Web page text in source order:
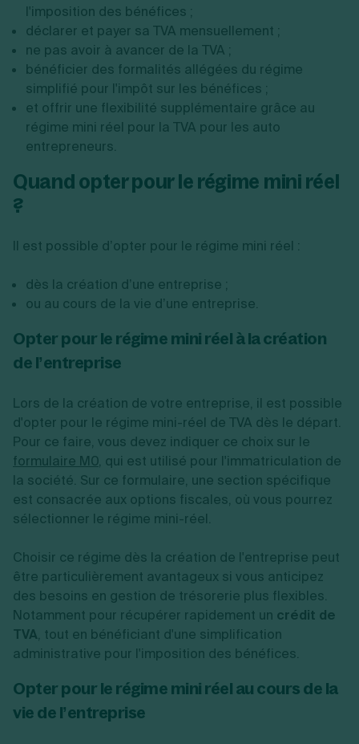
l'imposition des bénéfices ;
déclarer et payer sa TVA mensuellement ;
ne pas avoir à avancer de la TVA ;
bénéficier des formalités allégées du régime
simplifié pour l'impôt sur les bénéfices ;
et offrir une flexibilité supplémentaire grâce au
régime mini réel pour la TVA pour les auto
entrepreneurs.
Quand opter pour le régime mini réel
?
Il est possible d’opter pour le régime mini réel :
dès la création d’une entreprise ;
ou au cours de la vie d’une entreprise.
Opter pour le régime mini réel à la création
de l’entreprise
Lors de la création de votre entreprise, il est possible
d'opter pour le régime mini-réel de TVA dès le départ.
Pour ce faire, vous devez indiquer ce choix sur le
formulaire M0, qui est utilisé pour l'immatriculation de
la société. Sur ce formulaire, une section spécifique
est consacrée aux options fiscales, où vous pourrez
sélectionner le régime mini-réel.
Choisir ce régime dès la création de l'entreprise peut
être particulièrement avantageux si vous anticipez
des besoins en gestion de trésorerie plus flexibles.
Notamment pour récupérer rapidement un crédit de
TVA, tout en bénéficiant d'une simplification
administrative pour l'imposition des bénéfices.
Opter pour le régime mini réel au cours de la
vie de l’entreprise